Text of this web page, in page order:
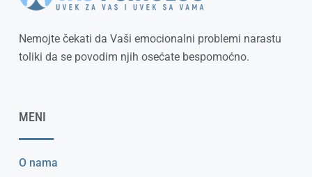
Nemojte čekati da Vaši emocionalni problemi narastu
toliki da se povodim njih osećate bespomoćno.
MENI
O nama